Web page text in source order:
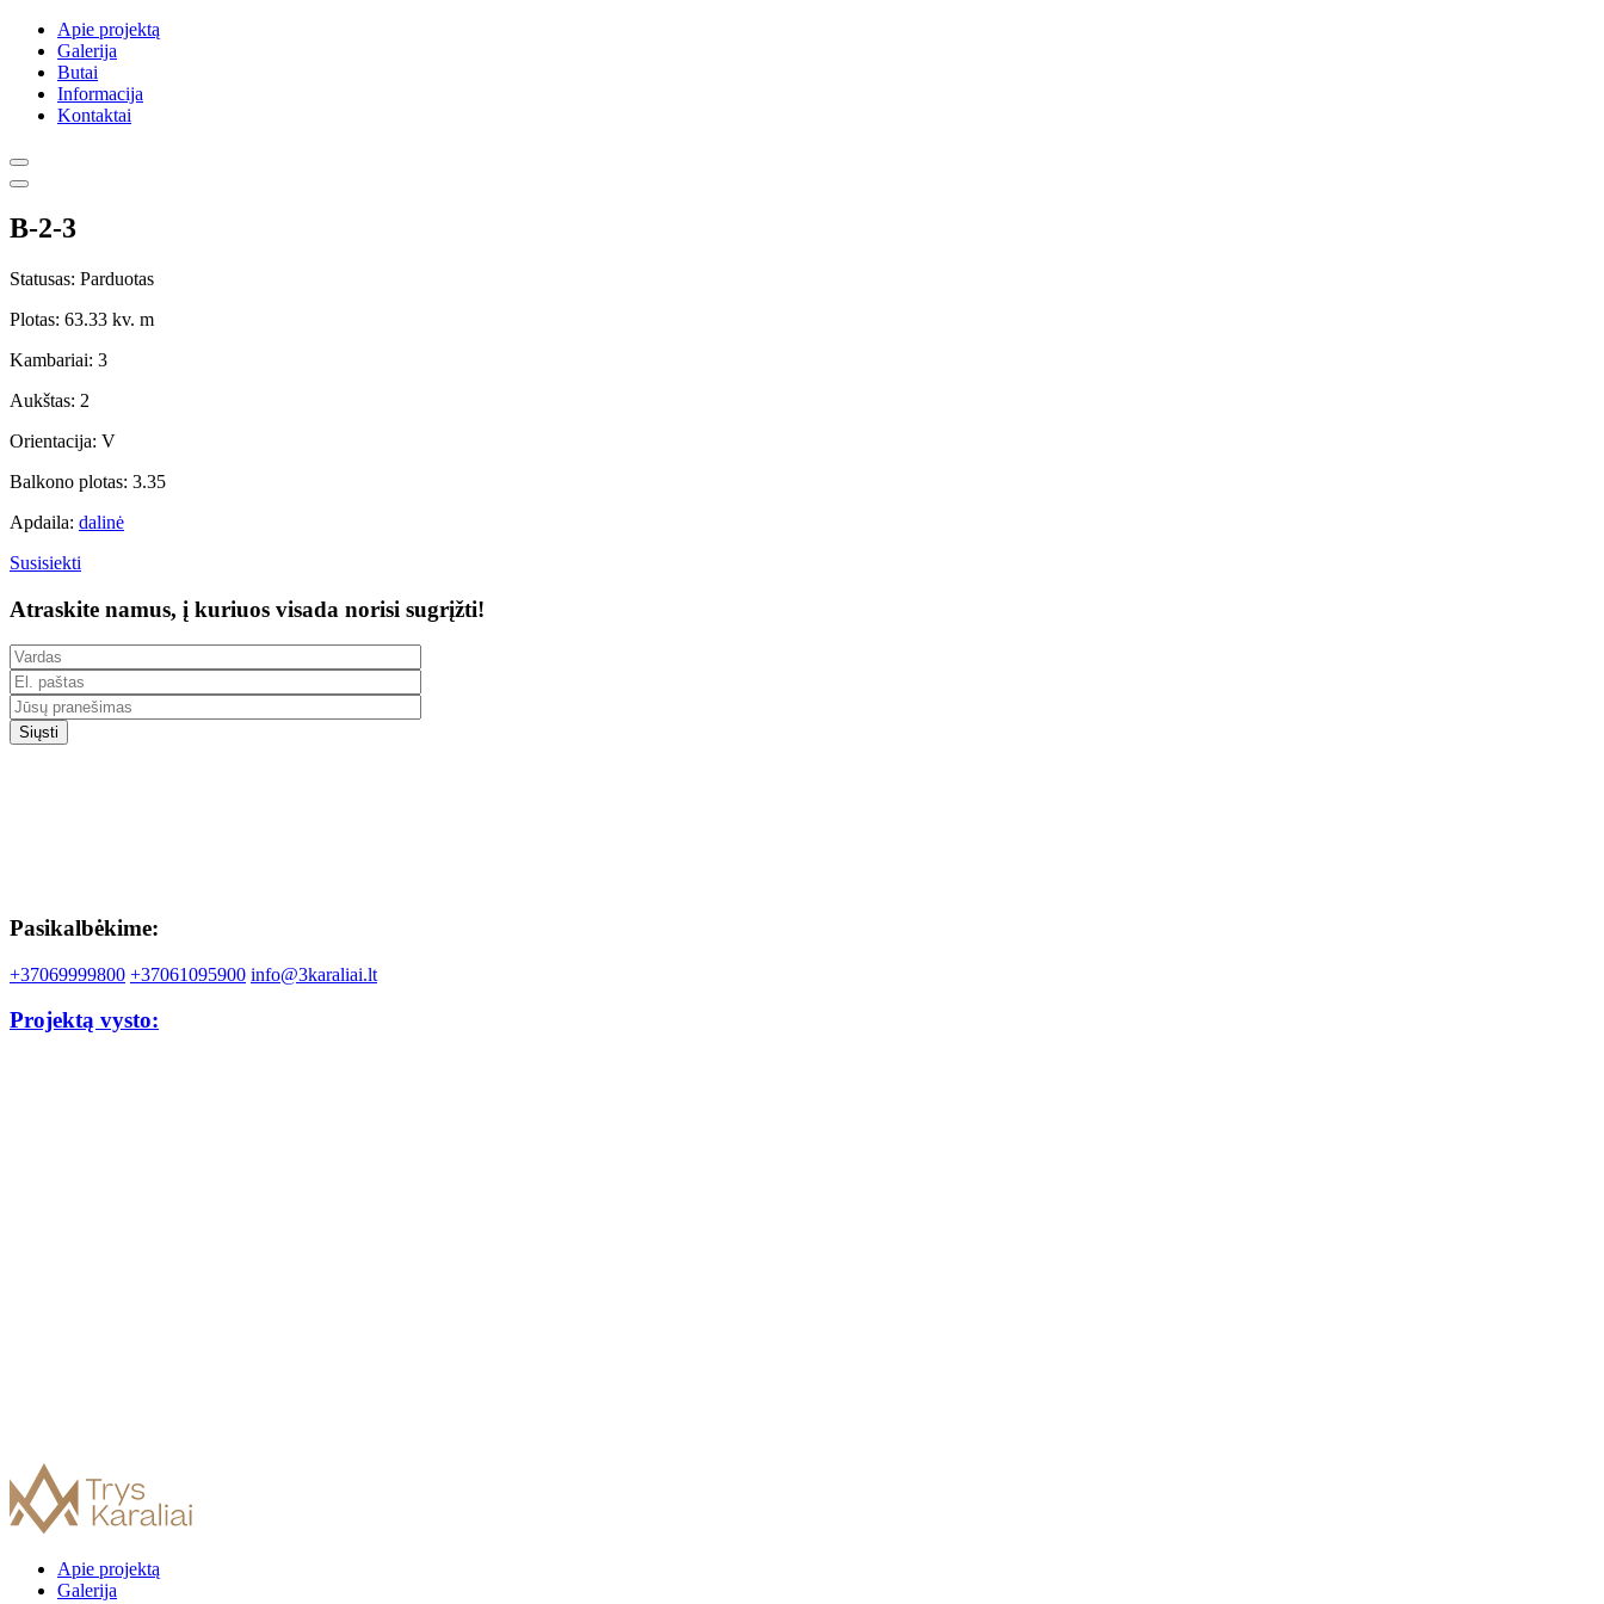
Apie projektą
Galerija
Butai
Informacija
Kontaktai
B-2-3
Statusas: Parduotas
Plotas: 63.33 kv. m
Kambariai: 3
Aukštas: 2
Orientacija: V
Balkono plotas: 3.35
Apdaila: dalinė
Susisiekti
Atraskite namus, į kuriuos visada norisi sugrįžti!
Pasikalbėkime:
+37069999800 +37061095900 info@3karaliai.lt
Projektą vysto:
Apie projektą
Galerija